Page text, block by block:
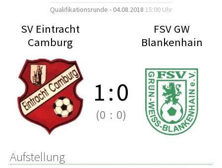
Qualifikationsrunde - 04.08.2018 15:00 Uhr
SV Eintracht
Camburg
FSV GW
Blankenhain
1:0
(0 : 0)
Aufstellung